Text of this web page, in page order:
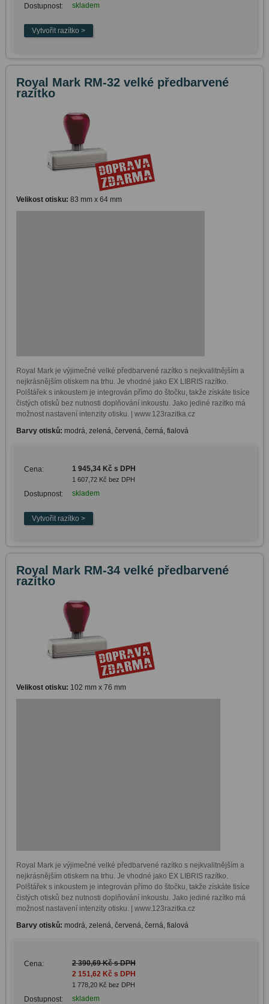
Dostupnost: skladem
Royal Mark RM-32 velké předbarvené
razítko
Velikost otisku: 83 mm x 64 mm
Royal Mark je výjimečné velké předbarvené razítko s nejkvalitnějším a
nejkrásnějším otiskem na trhu. Je vhodné jako EX LIBRIS razítko.
Polštářek s inkoustem je integrován přímo do štočku, takže získáte tisíce
čistých otisků bez nutnosti doplňování inkoustu. Jako jediné razítko má
možnost nastavení intenzity otisku. | www.123razitka.cz
Barvy otisků: modrá, zelená, červená, černá, fialová
Cena: 1 945,34 Kč s DPH
1 607,72 Kč bez DPH
Dostupnost: skladem
Royal Mark RM-34 velké předbarvené
razítko
Velikost otisku: 102 mm x 76 mm
Royal Mark je výjimečné velké předbarvené razítko s nejkvalitnějším a
nejkrásnějším otiskem na trhu. Je vhodné jako EX LIBRIS razítko.
Polštářek s inkoustem je integrován přímo do štočku, takže získáte tisíce
čistých otisků bez nutnosti doplňování inkoustu. Jako jediné razítko má
možnost nastavení intenzity otisku. | www.123razitka.cz
Barvy otisků: modrá, zelená, červená, černá, fialová
Cena:
2 390,69 Kč s DPH
2 151,62 Kč s DPH
1 778,20 Kč bez DPH
Dostupnost: skladem